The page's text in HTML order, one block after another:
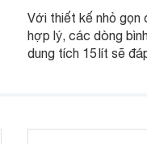
Với thiết kế nhỏ gọn
hợp lý, các dòng
dung tích 15 lít sẽ